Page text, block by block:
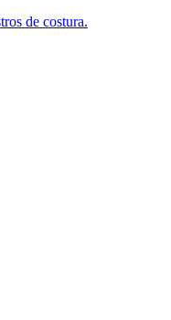
de costura.